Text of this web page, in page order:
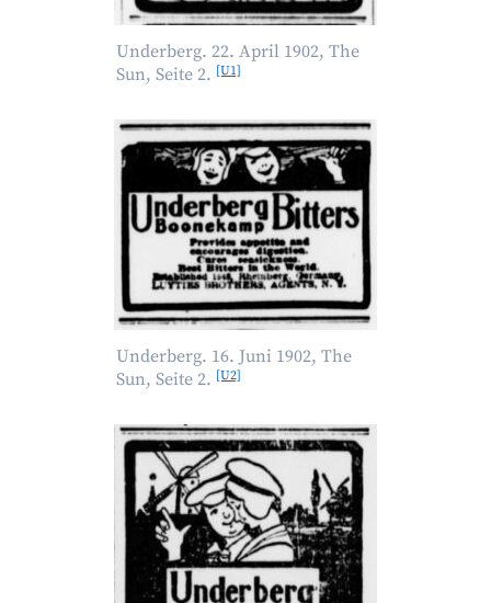
Underberg. 22. April 1902, The
Sun, Seite 2. [U1]
Underberg. 16. Juni 1902, The
Sun, Seite 2. [U2]